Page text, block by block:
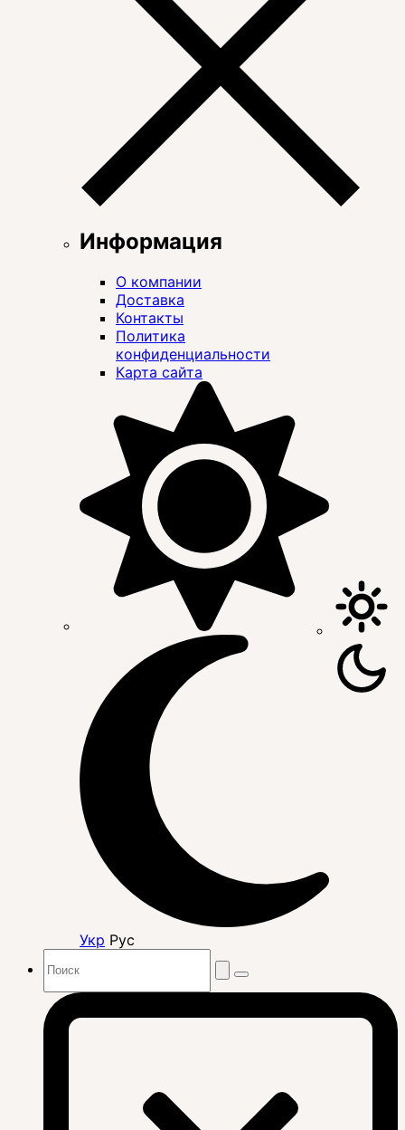
Информация
О компании
Доставка
Контакты
Политика
конфиденциальности
Карта сайта
Укр Рус